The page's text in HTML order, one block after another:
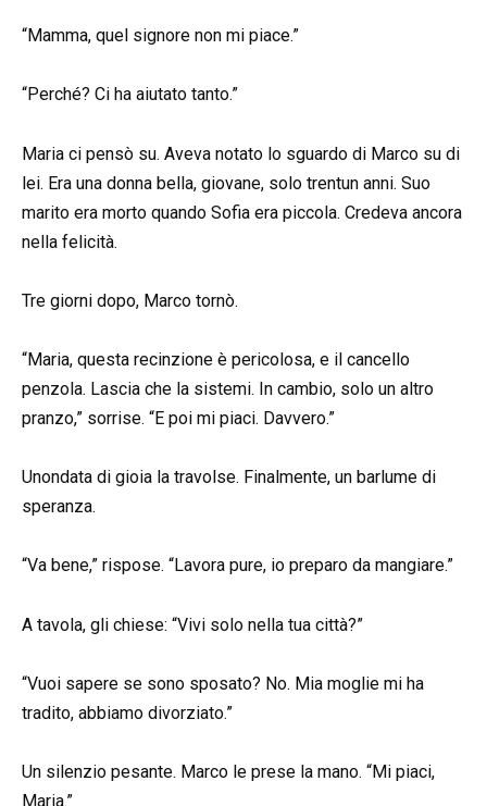
“Mamma, quel signore non mi piace.”
“Perché? Ci ha aiutato tanto.”
Maria ci pensò su. Aveva notato lo sguardo di Marco su di
lei. Era una donna bella, giovane, solo trentun anni. Suo
marito era morto quando Sofia era piccola. Credeva ancora
nella felicità.
Tre giorni dopo, Marco tornò.
“Maria, questa recinzione è pericolosa, e il cancello
penzola. Lascia che la sistemi. In cambio, solo un altro
pranzo,” sorrise. “E poi mi piaci. Davvero.”
Unondata di gioia la travolse. Finalmente, un barlume di
speranza.
“Va bene,” rispose. “Lavora pure, io preparo da mangiare.”
A tavola, gli chiese: “Vivi solo nella tua città?”
“Vuoi sapere se sono sposato? No. Mia moglie mi ha
tradito, abbiamo divorziato.”
Un silenzio pesante. Marco le prese la mano. “Mi piaci,
Maria.”